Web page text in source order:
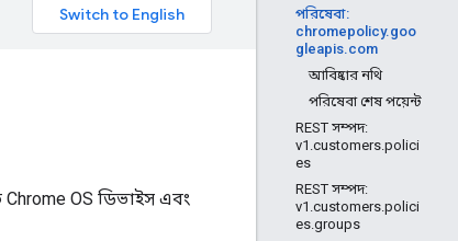
পরিষেবা:
chromepolicy.goo
gleapis.com
আবিষ্কার নথি
পরিষেবা শেষ পয়েন্ট
REST সম্পদ:
v1.customers.polici
es
REST সম্পদ:
v1.customers.polici
es.groups
OS ডিভাইস এবং